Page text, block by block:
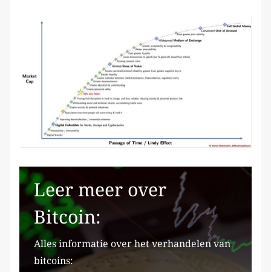
Leer meer over
Bitcoin:
Alles informatie over het verhandelen van
bitcoins: